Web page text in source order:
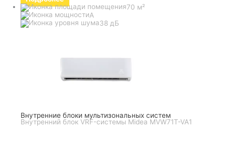
70 м²
A
38 дБ
Внутренние блоки мультизональных систем
Внутренний блок VRF-системы Midea MVW71T-VA1